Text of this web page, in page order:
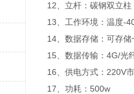
12、立杆：碳钢双立
13、工作环境：温度-
14、数据存储：可存
15、数据传输：4G/光
16、供电方式：220V
17、功耗：500w